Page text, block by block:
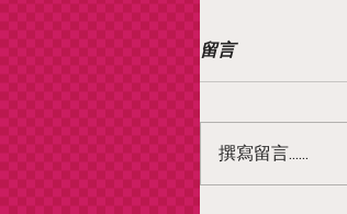
留言
撰寫留言......